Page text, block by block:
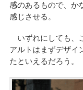
感のあるもので、か
感じさせる。
いずれにしても、
アルトはまずデザイ
たといえるだろう。